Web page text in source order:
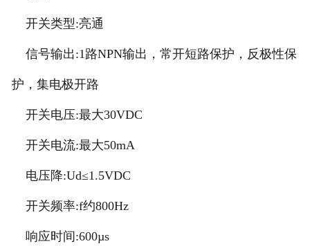
开关类型:亮通
信号输出:1路NPN输出，常开短路保护，反极性保
护，集电极开路
开关电压:最大30VDC
开关电流:最大50mA
电压降:Ud≤1.5VDC
开关频率:f约800Hz
响应时间:600µs